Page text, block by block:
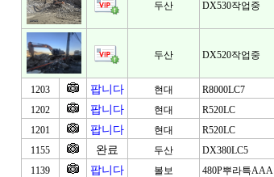
두산 DX530작업중
두산 DX520작업중
1203 팝니다 현대 R8000LC7
1202
팝니다 현대 R520LC
1201
팝니다 현대 R520LC
1155
완료 두산 DX380LC5
1139
팝니다 볼보 480P뿌라특AAA